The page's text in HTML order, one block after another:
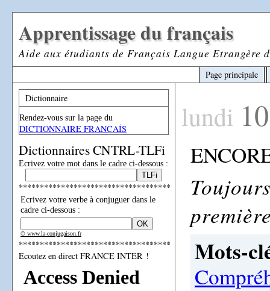
Apprentissage du français
Aide aux étudiants de Français Langue Etrangère
Page principale
Dictionnaire
Rendez-vous sur la page du
DICTIONNAIRE FRANCAİS
Dictionnaires CNTRL-TLFi
Ecrivez votre mot dans le cadre ci-dessous :
************************************
Ecrivez votre verbe à conjuguer dans le
cadre ci-dessous :
© www.la-conjugaison.fr
************************************
Ecoutez en direct FRANCE INTER !
lundi 10
Mots-